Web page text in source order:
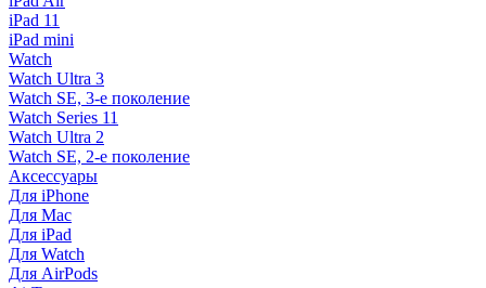
iPad 11
iPad mini
Watch
Watch Ultra 3
Watch SE, 3-е поколение
Watch Series 11
Watch Ultra 2
Watch SE, 2-е поколение
Аксессуары
Для iPhone
Для Mac
Для iPad
Для Watch
Для AirPods